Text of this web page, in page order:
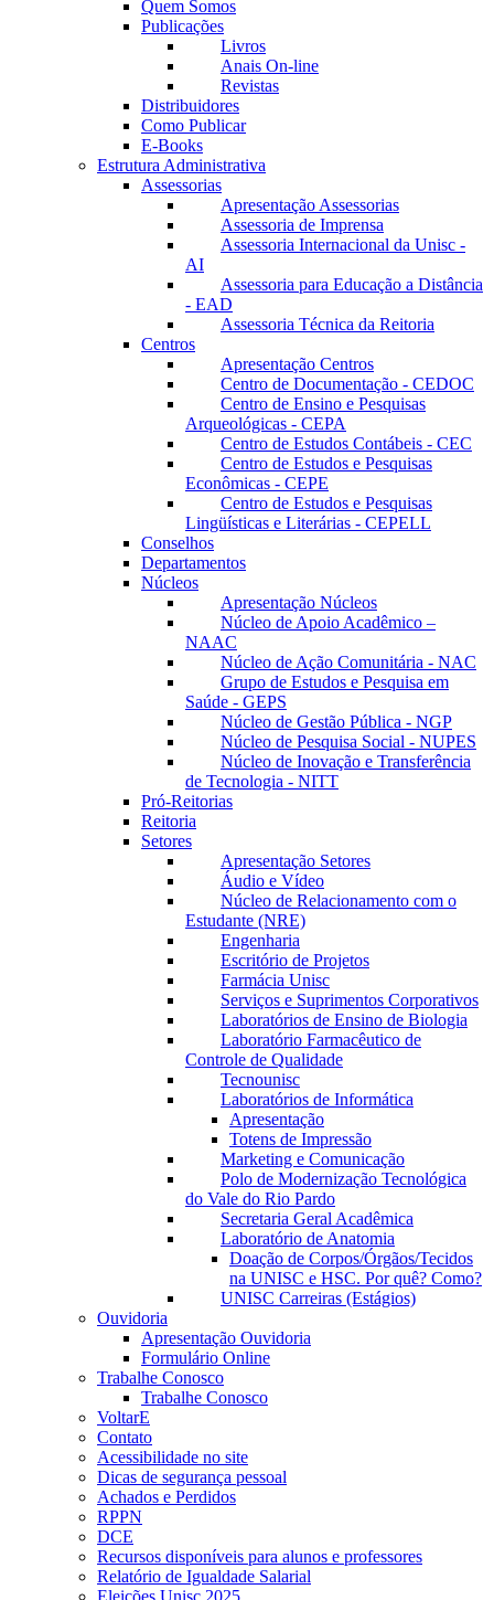
Quem Somos
Publicações
Livros
Anais On-line
Revistas
Distribuidores
Como Publicar
E-Books
Estrutura Administrativa
Assessorias
Apresentação Assessorias
Assessoria de Imprensa
Assessoria Internacional da Unisc -
AI
Assessoria para Educação a Distância
- EAD
Assessoria Técnica da Reitoria
Centros
Apresentação Centros
Centro de Documentação - CEDOC
Centro de Ensino e Pesquisas
Arqueológicas - CEPA
Centro de Estudos Contábeis - CEC
Centro de Estudos e Pesquisas
Econômicas - CEPE
Centro de Estudos e Pesquisas
Lingüísticas e Literárias - CEPELL
Conselhos
Departamentos
Núcleos
Apresentação Núcleos
Núcleo de Apoio Acadêmico –
NAAC
Núcleo de Ação Comunitária - NAC
Grupo de Estudos e Pesquisa em
Saúde - GEPS
Núcleo de Gestão Pública - NGP
Núcleo de Pesquisa Social - NUPES
Núcleo de Inovação e Transferência
de Tecnologia - NITT
Pró-Reitorias
Reitoria
Setores
Apresentação Setores
Áudio e Vídeo
Núcleo de Relacionamento com o
Estudante (NRE)
Engenharia
Escritório de Projetos
Farmácia Unisc
Serviços e Suprimentos Corporativos
Laboratórios de Ensino de Biologia
Laboratório Farmacêutico de
Controle de Qualidade
Tecnounisc
Laboratórios de Informática
Apresentação
Totens de Impressão
Marketing e Comunicação
Polo de Modernização Tecnológica
do Vale do Rio Pardo
Secretaria Geral Acadêmica
Laboratório de Anatomia
Doação de Corpos/Órgãos/Tecidos
na UNISC e HSC. Por quê? Como?
UNISC Carreiras (Estágios)
Ouvidoria
Apresentação Ouvidoria
Formulário Online
Trabalhe Conosco
Trabalhe Conosco
VoltarE
Contato
Acessibilidade no site
Dicas de segurança pessoal
Achados e Perdidos
RPPN
DCE
Recursos disponíveis para alunos e professores
Relatório de Igualdade Salarial